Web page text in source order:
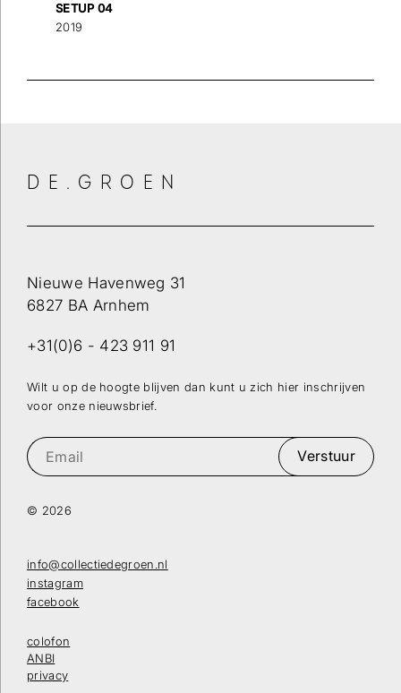
SETUP 04
2019
DE.GROEN
Nieuwe Havenweg 31
6827 BA Arnhem
+31(0)6 - 423 911 91
Wilt u op de hoogte blijven dan kunt u zich hier inschrijven
voor onze nieuwsbrief.
Verstuur
© 2026
info@collectiedegroen.nl
instagram
facebook
colofon
ANBI
privacy